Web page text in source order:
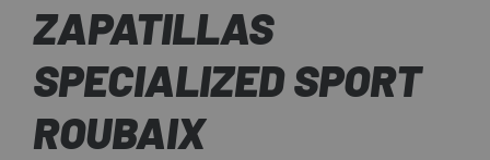
ZAPATILLAS
SPECIALIZED SPORT
ROUBAIX